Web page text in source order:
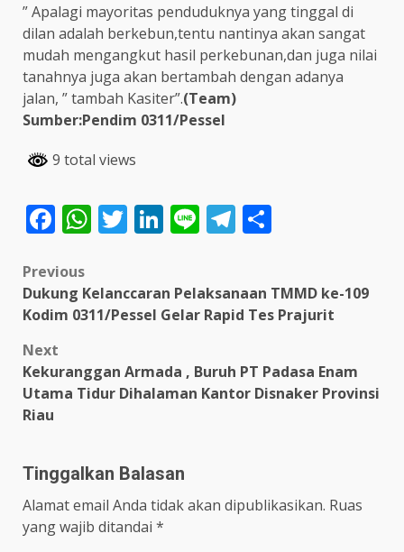
” Apalagi mayoritas penduduknya yang tinggal di
dilan adalah berkebun,tentu nantinya akan sangat
mudah mengangkut hasil perkebunan,dan juga nilai
tanahnya juga akan bertambah dengan adanya
jalan, ” tambah Kasiter”.(Team)
Sumber:Pendim 0311/Pessel
9 total views
Facebook
WhatsApp
Twitter
LinkedIn
LineTelegram
Post
navigation
Previous
Dukung Kelanccaran Pelaksanaan TMMD ke-109
Kodim 0311/Pessel Gelar Rapid Tes Prajurit
Next
Kekuranggan Armada , Buruh PT Padasa Enam
Utama Tidur Dihalaman Kantor Disnaker Provinsi
Riau
Tinggalkan Balasan
Alamat email Anda tidak akan dipublikasikan. Ruas
yang wajib ditandai *